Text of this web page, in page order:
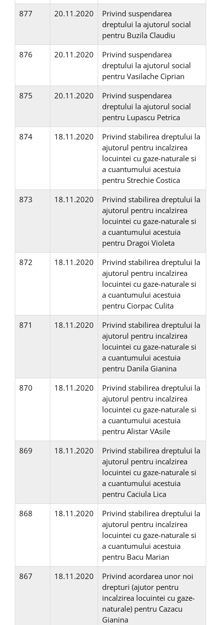
877
20.11.2020
Privind suspendarea
dreptului la ajutorul social
pentru Buzila Claudiu
876
20.11.2020
Privind suspendarea
dreptului la ajutorul social
pentru Vasilache Ciprian
875
20.11.2020
Privind suspendarea
dreptului la ajutorul social
pentru Lupascu Petrica
874
18.11.2020
Privind stabilirea dreptului la
ajutorul pentru incalzirea
locuintei cu gaze-naturale si
a cuantumului acestuia
pentru Strechie Costica
873
18.11.2020
Privind stabilirea dreptului la
ajutorul pentru incalzirea
locuintei cu gaze-naturale si
a cuantumului acestuia
pentru Dragoi Violeta
872
18.11.2020
Privind stabilirea dreptului la
ajutorul pentru incalzirea
locuintei cu gaze-naturale si
a cuantumului acestuia
pentru Ciorpac Culita
871
18.11.2020
Privind stabilirea dreptului la
ajutorul pentru incalzirea
locuintei cu gaze-naturale si
a cuantumului acestuia
pentru Danila Gianina
870
18.11.2020
Privind stabilirea dreptului la
ajutorul pentru incalzirea
locuintei cu gaze-naturale si
a cuantumului acestuia
pentru Alistar VAsile
869
18.11.2020
Privind stabilirea dreptului la
ajutorul pentru incalzirea
locuintei cu gaze-naturale si
a cuantumului acestuia
pentru Caciula Lica
868
18.11.2020
Privind stabilirea dreptului la
ajutorul pentru incalzirea
locuintei cu gaze-naturale si
a cuantumului acestuia
pentru Bacu Marian
867
18.11.2020
Privind acordarea unor noi
drepturi (ajutor pentru
incalzirea locuintei cu gaze-
naturale) pentru Cazacu
Gianina